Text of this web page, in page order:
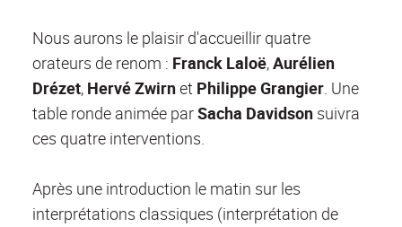
Nous aurons le plaisir d'accueillir quatre
orateurs de renom : Franck Laloë,Aurélien
Drézet, Hervé Zwirnet Philippe Grangier. Une
table ronde animée parSacha Davidson suivra
ces quatre interventions.
Après une introduction le matin sur les
interprétations classiques (interprétation de